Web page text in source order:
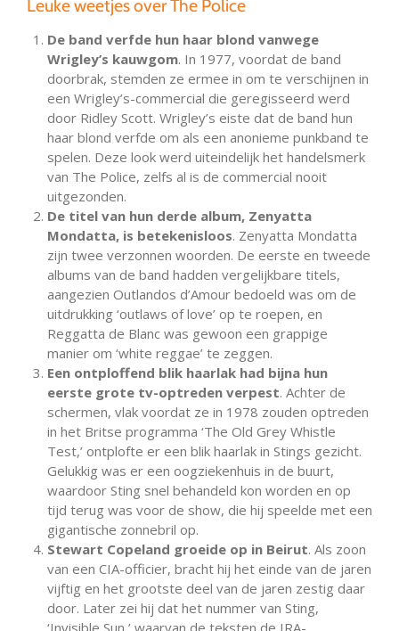
Leuke weetjes over The Police
De band verfde hun haar blond vanwege
Wrigley’s kauwgom. In 1977, voordat de band
doorbrak, stemden ze ermee in om te verschijnen in
een Wrigley’s-commercial die geregisseerd werd
door Ridley Scott. Wrigley’s eiste dat de band hun
haar blond verfde om als een anonieme punkband te
spelen. Deze look werd uiteindelijk het handelsmerk
van The Police, zelfs al is de commercial nooit
uitgezonden.
De titel van hun derde album, Zenyatta
Mondatta, is betekenisloos. Zenyatta Mondatta
zijn twee verzonnen woorden. De eerste en tweede
albums van de band hadden vergelijkbare titels,
aangezien Outlandos d’Amour bedoeld was om de
uitdrukking ‘outlaws of love’ op te roepen, en
Reggatta de Blanc was gewoon een grappige
manier om ‘white reggae’ te zeggen.
Een ontploffend blik haarlak had bijna hun
eerste grote tv-optreden verpest. Achter de
schermen, vlak voordat ze in 1978 zouden optreden
in het Britse programma ‘The Old Grey Whistle
Test,’ ontplofte er een blik haarlak in Stings gezicht.
Gelukkig was er een oogziekenhuis in de buurt,
waardoor Sting snel behandeld kon worden en op
tijd terug was voor de show, die hij speelde met een
gigantische zonnebril op.
Stewart Copeland groeide op in Beirut. Als zoon
van een CIA-officier, bracht hij het einde van de jaren
vijftig en het grootste deel van de jaren zestig daar
door. Later zei hij dat het nummer van Sting,
‘Invisible Sun,’ waarvan de teksten de IRA-